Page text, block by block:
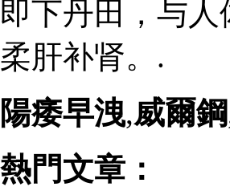
即下丹田，与
柔肝补肾。.
陽痿早洩,威爾鋼
熱門文章：